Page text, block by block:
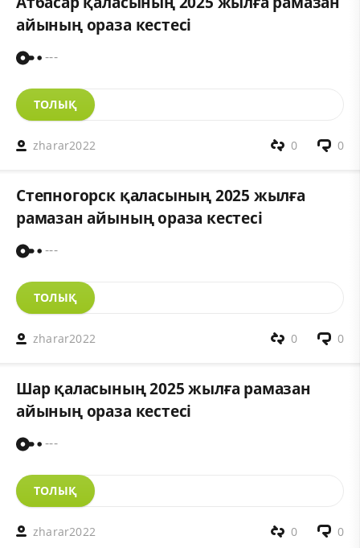
айының ораза кестесі
---
ТОЛЫҚ
zharar2022 0
0
Степногорск қаласының 2025 жылға
рамазан айының ораза кестесі
---
ТОЛЫҚ
zharar2022 0
0
Шар қаласының 2025 жылға рамазан
айының ораза кестесі
---
ТОЛЫҚ
zharar2022 0
0